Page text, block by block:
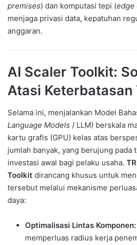
premises) dan komputasi tepi (edge
menjaga privasi data, kepatuhan
anggaran.
AI Scaler Toolkit:
Atasi Keterbatasan
Selama ini, menjalankan Model
Language Models / LLM) berskala
kartu grafis (GPU) kelas atas
jumlah banyak, yang berujung pada
investasi awal bagi pelaku usaha.
Toolkit dirancang khusus untuk
tersebut melalui mekanisme
daya:
Optimalisasi Lintas Komponen:
memperluas radius kerja